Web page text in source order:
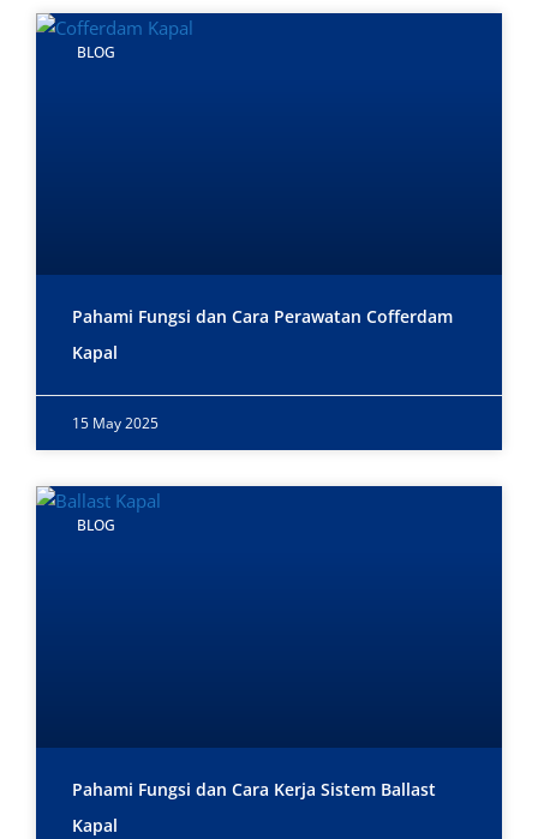
BLOG
Pahami Fungsi dan Cara Perawatan Cofferdam
Kapal
15 May 2025
BLOG
Pahami Fungsi dan Cara Kerja Sistem Ballast
Kapal